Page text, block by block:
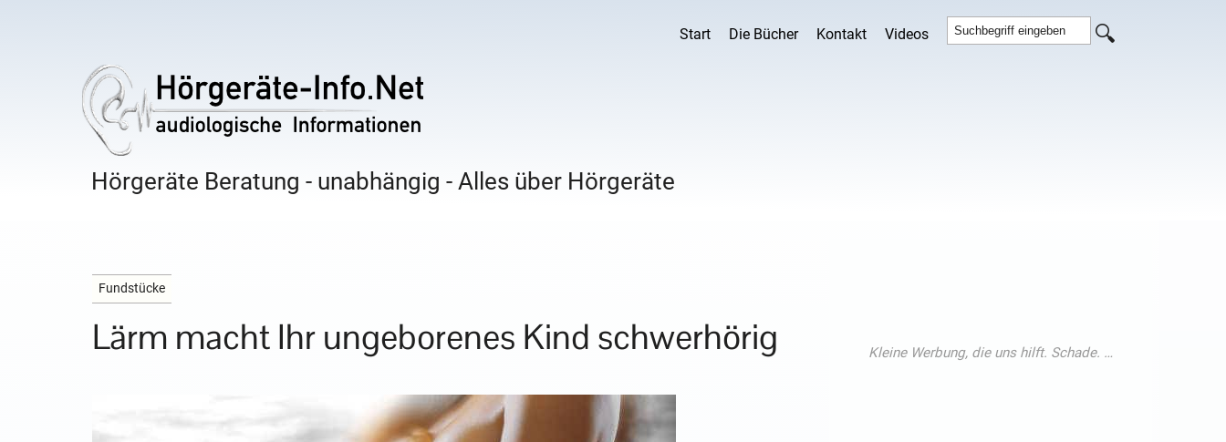
Start Die Bücher Kontakt Videos
Hörgeräte Beratung - unabhängig - Alles über Hörgeräte
Fundstücke
Lärm macht Ihr ungeborenes Kind schwerhörig